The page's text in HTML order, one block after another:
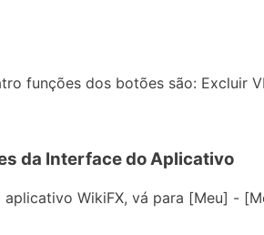
funções dos botões são: Excluir
da Interface do Aplicativo
WikiFX, vá para [Meu] -